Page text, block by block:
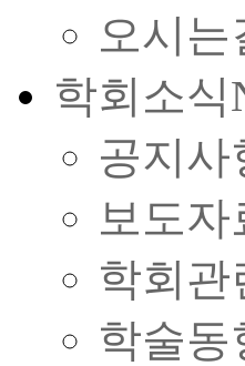
오시는
학회소식
공지사
보도자
학회관
학술동